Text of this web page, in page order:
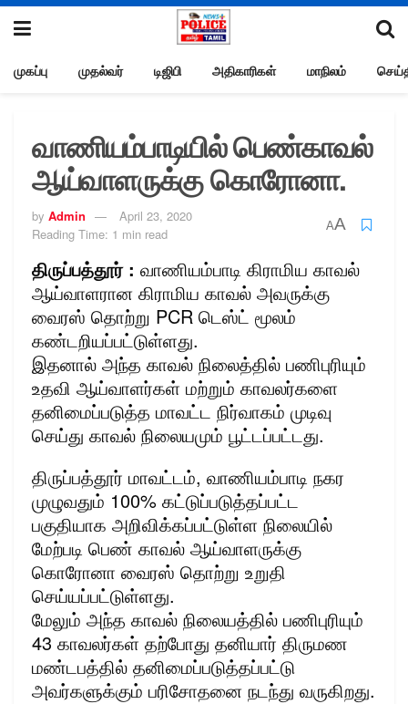
முகப்பு முதல்வர் டிஜிபி அதிகாரிகள் மாநிலம்
வாணியம்பாடியில் பெண்காவல்
ஆய்வாளருக்கு கொரோனா.
by Admin
April 23, 2020
Reading Time: 1 min read
AA
திருப்பத்தூர் : வாணியம்பாடி கிராமிய காவல்
ஆய்வாளரான கிராமிய காவல் அவருக்கு
வைரஸ் தொற்று PCR டெஸ்ட் மூலம்
கண்டறியப்பட்டுள்ளது.
இதனால் அந்த காவல் நிலைத்தில் பணிபுரியும்
உதவி ஆய்வாளர்கள் மற்றும் காவலர்களை
தனிமைப்படுத்த மாவட்ட நிர்வாகம் முடிவு
செய்து காவல் நிலையமும் பூட்டப்பட்டது.
திருப்பத்தூர் மாவட்டம், வாணியம்பாடி நகர
முழுவதும் 100% கட்டுப்படுத்தப்பட்ட
பகுதியாக அறிவிக்கப்பட்டுள்ள நிலையில்
மேற்படி பெண் காவல் ஆய்வாளருக்கு
கொரோனா வைரஸ் தொற்று உறுதி
செய்யப்பட்டுள்ளது.
மேலும் அந்த காவல் நிலையத்தில் பணிபுரியும்
43 காவலர்கள் தற்போது தனியார் திருமண
மண்டபத்தில் தனிமைப்படுத்தப்பட்டு
அவர்களுக்கும் பரிசோதனை நடந்து வருகிறது.